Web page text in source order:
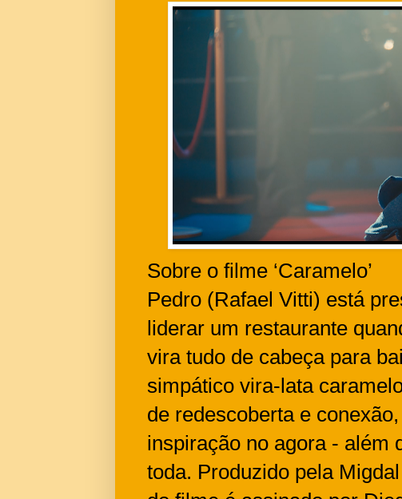
Sobre o filme ‘Caramelo’
Pedro (Rafael Vitti) está
liderar um restaurante
vira tudo de cabeça para
simpático vira-lata
de redescoberta e
inspiração no agora - além
toda. Produzido pela